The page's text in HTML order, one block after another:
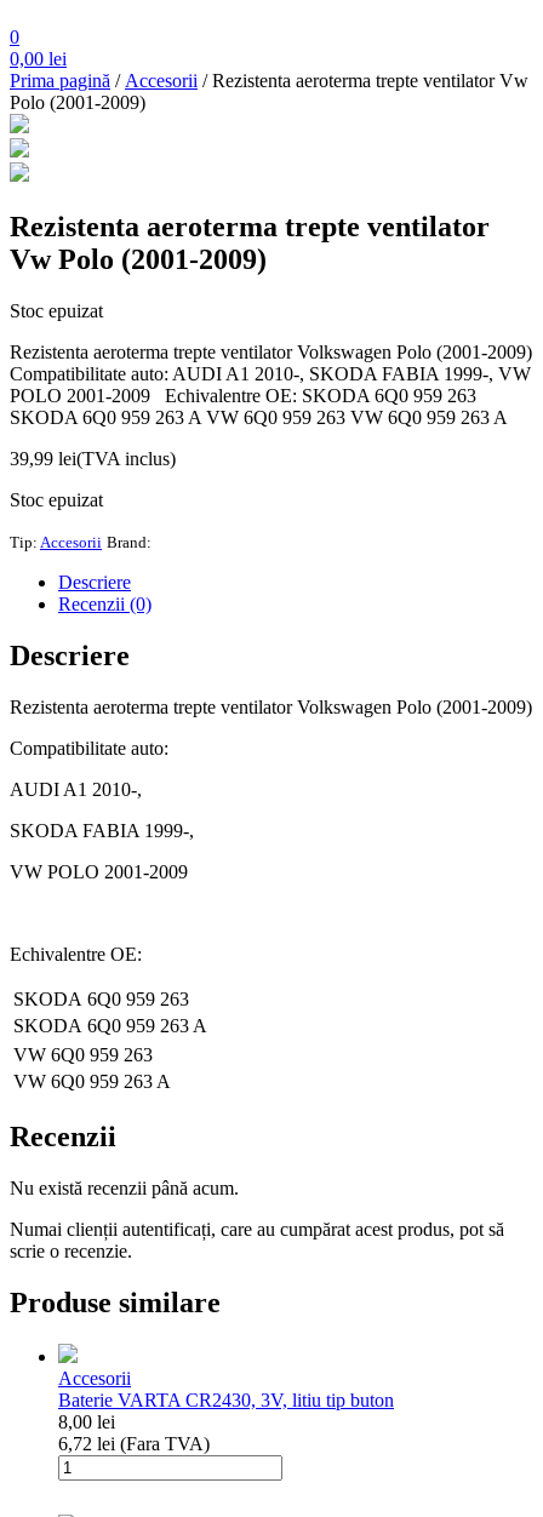
0
0,00 lei
Prima pagină /Accesorii / Rezistenta aeroterma trepte ventilator Vw
Polo (2001-2009)
Rezistenta aeroterma trepte ventilator
Vw Polo (2001-2009)
Stoc epuizat
Rezistenta aeroterma trepte ventilator Volkswagen Polo (2001-2009)
Compatibilitate auto: AUDI A1 2010-, SKODA FABIA 1999-, VW
POLO 2001-2009 Echivalentre OE: SKODA 6Q0 959 263
SKODA 6Q0 959 263 A VW 6Q0 959 263 VW 6Q0 959 263 A
39,99 lei(TVA inclus)
Stoc epuizat
Tip: Accesorii Brand:
Descriere
Recenzii (0)
Descriere
Rezistenta aeroterma trepte ventilator Volkswagen Polo (2001-2009)
Compatibilitate auto:
AUDI A1 2010-,
SKODA FABIA 1999-,
VW POLO 2001-2009
Echivalentre OE:
SKODA 6Q0 959 263
SKODA 6Q0 959 263 A
VW 6Q0 959 263
VW 6Q0 959 263 A
Recenzii
Nu există recenzii până acum.
Numai clienții autentificați, care au cumpărat acest produs, pot să
scrie o recenzie.
Produse similare
Accesorii
Baterie VARTA CR2430, 3V, litiu tip buton
8,00 lei
6,72 lei (Fara TVA)
Cantitate
Baterie